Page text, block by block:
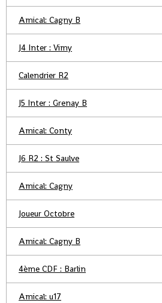
Amical: Cagny B
J4 Inter : Vimy
Calendrier R2
J5 Inter : Grenay B
Amical: Conty
J6 R2 : St Saulve
Amical: Cagny
Joueur Octobre
Amical: Cagny B
4ème CDF : Barlin
Amical: u17